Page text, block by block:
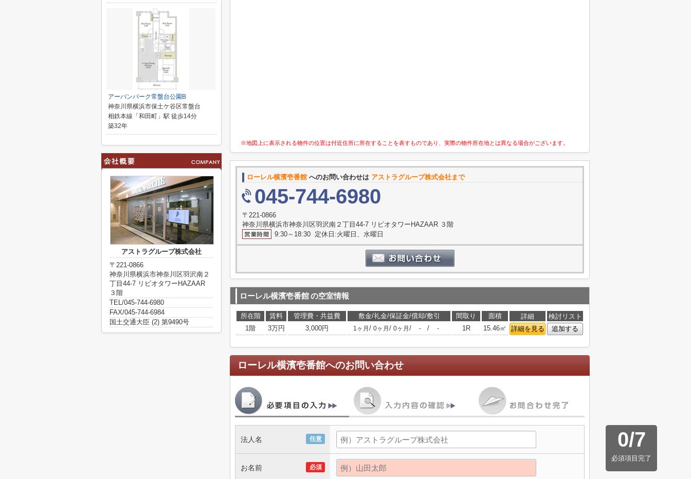
※地図上に表示される物件の位置は付近住所に所在することを表すものであり、実際の物件所在地とは異なる場合がございます。
ローレル横濱壱番館 へのお問い合わせは アストラグループ株式会社まで
045-744-6980
〒221-0866
神奈川県横浜市神奈川区羽沢南２丁目44-7 リビオタワーHAZAAR ３階
9:30～18:30 定休日:火曜日、水曜日
ローレル横濱壱番館の空室情報
所在階 賃料 管理費・共益費 敷金/礼金/保証金/償却/敷引 間取り 面積 詳細
検討リスト
1階
3万円 3,000円 1ヶ月 / 0ヶ月 / 0ヶ月 / - / - 1R 15.46㎡ 詳細を見る 追加する
ローレル横濱壱番館へのお問い合わせ
0/7
必須項目完了
任意
法人名
必須
お名前
アーバンパーク常盤台公園B
神奈川県横浜市保土ケ谷区常盤台
相鉄本線「和田町」駅 徒歩14分
築32年
アストラグループ株式会社
〒221-0866
神奈川県横浜市神奈川区羽沢南２
丁目44-7 リビオタワーHAZAAR
３階
TEL/045-744-6980
FAX/045-744-6984
国土交通大臣 (2) 第9490号